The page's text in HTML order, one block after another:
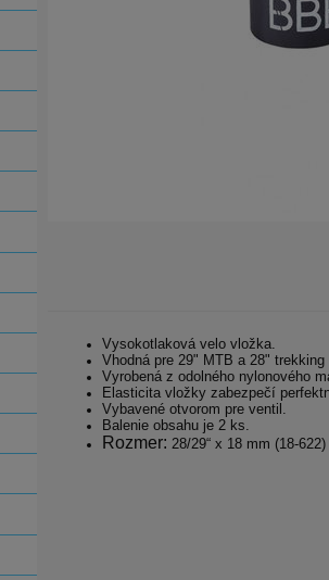
Vysokotlaková velo vložka.
Vhodná pre 29" MTB a 28" trekking
Vyrobená z odolného nylonového
Elasticita vložky zabezpečí
Vybavené otvorom pre ventil.
Balenie obsahu je 2 ks.
Rozmer: 28/29“ x 18 mm (18-